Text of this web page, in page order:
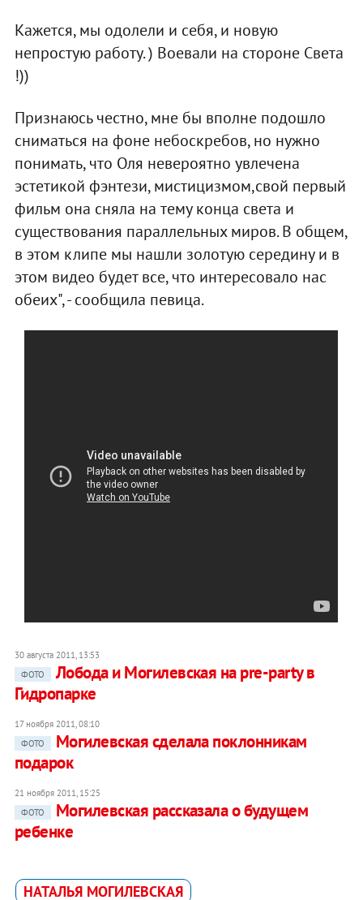
Кажется, мы одолели и себя, и новую
непростую работу. ) Воевали на стороне Света
!))
Признаюсь честно, мне бы вполне подошло
сниматься на фоне небоскребов, но нужно
понимать, что Оля невероятно увлечена
эстетикой фэнтези, мистицизмом,свой первый
фильм она сняла на тему конца света и
существования параллельных миров. В общем,
в этом клипе мы нашли золотую середину и в
этом видео будет все, что интересовало нас
обеих", - сообщила певица.
30 августа 2011, 13:53
ФОТО
Лобода и Могилевская на pre-party в
Гидропарке
17 ноября 2011, 08:10
ФОТО
Могилевская сделала поклонникам
подарок
21 ноября 2011, 15:25
ФОТО
Могилевская рассказала о будущем
ребенке
НАТАЛЬЯ МОГИЛЕВСКАЯ